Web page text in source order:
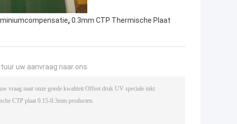
, 0.3mm CTP Thermische Plaat
uw aanvraag naar ons